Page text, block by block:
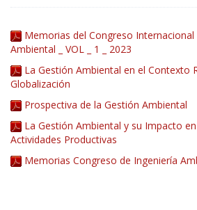
Memorias del Congreso Internacional
Ambiental _ VOL _ 1 _ 2023
La Gestión Ambiental en el Contexto
Globalización
Prospectiva de la Gestión Ambiental
La Gestión Ambiental y su Impacto
Actividades Productivas
Memorias Congreso de Ingeniería